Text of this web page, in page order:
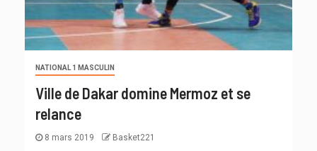
NATIONAL 1 MASCULIN
Ville de Dakar domine Mermoz et se
relance
8 mars 2019 Basket221